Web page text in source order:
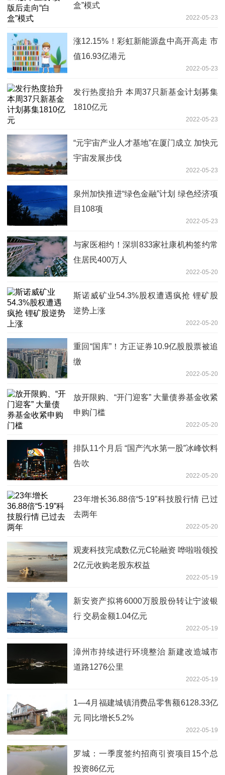
盒”模式
2022-05-23
涨12.15%！彩虹新能源盘中高开高走 市
值16.93亿港元
2022-05-23
发行热度抬升 本周37只新基金计划募集
1810亿元
2022-05-23
“元宇宙产业人才基地”在厦门成立 加快元
宇宙发展步伐
2022-05-23
泉州加快推进“绿色金融”计划 绿色经济项
目108项
2022-05-23
与家医相约！深圳833家社康机构签约常
住居民400万人
2022-05-20
斯诺威矿业54.3%股权遭遇疯抢 锂矿股
逆势上涨
2022-05-20
重回“国库”！方正证券10.9亿股股票被追
缴
2022-05-20
放开限购、“开门迎客” 大量债券基金收紧
申购门槛
2022-05-20
排队11个月后 “国产汽水第一股”冰峰饮料
告吹
2022-05-20
23年增长36.88倍“5·19”科技股行情 已过
去两年
2022-05-20
观麦科技完成数亿元C轮融资 哗啦啦领投
2亿元收购老股东权益
2022-05-19
新安资产拟将6000万股股份转让宁波银
行 交易金额1.04亿元
2022-05-19
漳州市持续进行环境整治 新建改造城市
道路1276公里
2022-05-19
1—4月福建城镇消费品零售额6128.33亿
元 同比增长5.2%
2022-05-19
罗城：一季度签约招商引资项目15个总
投资86亿元